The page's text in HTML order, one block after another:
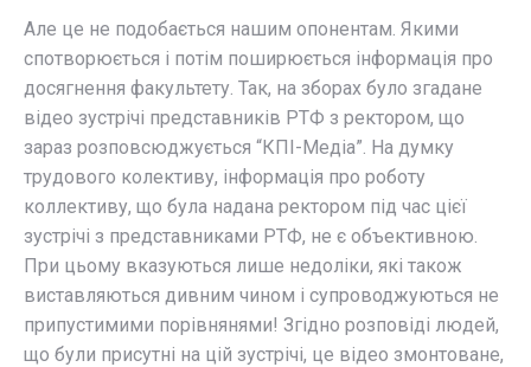
Але це не подобається нашим опонентам. Якими
спотворюється і потім поширюється інформація про
досягнення факультету. Так, на зборах було згадане
відео зустрічі представників РТФ з ректором, що
зараз розповсюджується “КПІ-Медіа”. На думку
трудового колективу, інформація про роботу
коллективу, що була надана ректором під час цієї
зустрічі з представниками РТФ, не є объективною.
При цьому вказуються лише недоліки, які також
виставляються дивним чином і супроводжуються не
припустимими порівнянями! Згідно розповіді людей,
що були присутні на цій зустрічі, це відео змонтоване,